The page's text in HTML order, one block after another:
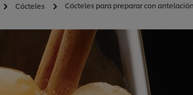
Cócteles Cócteles para preparar con antelación